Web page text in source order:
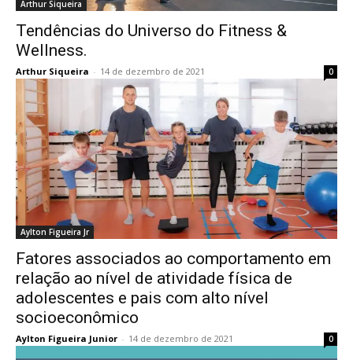
Arthur Siqueira
Tendências do Universo do Fitness &
Wellness.
Arthur Siqueira - 14 de dezembro de 2021 0
Aylton Figueira Jr
Fatores associados ao comportamento em
relação ao nível de atividade física de
adolescentes e pais com alto nível
socioeconômico
Aylton Figueira Junior - 14 de dezembro de 2021 0